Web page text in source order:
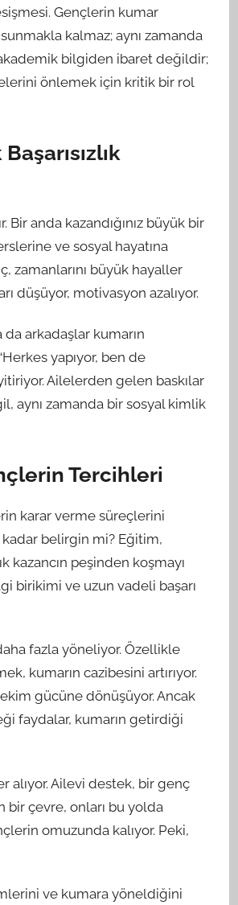
Gençlerin kumar
kalmaz; aynı zamanda
bilgiden ibaret değildir;
önlemek için kritik bir rol
anda kazandığınız büyük bir
ve sosyal hayatına
zamanlarını büyük hayaller
düşüyor, motivasyon azalıyor.
arkadaşlar kumarın
yapıyor, ben de
Ailelerden gelen baskılar
aynı zamanda bir sosyal kimlik
Tercihleri
karar verme süreçlerini
kadar belirgin mi? Eğitim,
peşinden koşmayı
birikimi ve uzun vadeli başarı
fazla yöneliyor. Özellikle
kumarın cazibesini artırıyor.
gücüne dönüşüyor. Ancak
faydalar, kumarın getirdiği
alıyor. Ailevi destek, bir genç
bir çevre, onları bu yolda
omuzunda kalıyor. Peki,
ve kumara yöneldiğini